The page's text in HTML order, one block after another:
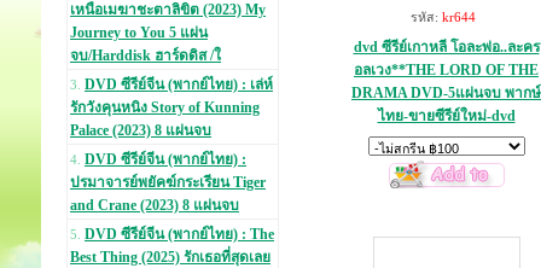
เหนือเมฆาชะตาลิขิต (2023) My
Journey to You 5 แผ่น
จบ/Harddisk ฮาร์ดดิส /ใ
3. DVD ซีรีย์จีน (พากย์ไทย) : เล่ห์
รักวังคุนหนิง Story of Kunning
Palace (2023) 8 แผ่นจบ
4. DVD ซีรีย์จีน (พากย์ไทย) :
ปรมาจารย์พยัคฆ์กระเรียน Tiger
and Crane (2023) 8 แผ่นจบ
5. DVD ซีรีย์จีน (พากย์ไทย) : The
Best Thing (2025) รักเธอที่สุดเลย
รหัส: kr644
dvd ซีรีย์เกาหลี โอละพ่อ..ละคร
อลเวง**THE LORD OF THE
DRAMA DVD-5แผ่นจบ พากษ์
ไทย-ขายซีรีย์ใหม่-dvd